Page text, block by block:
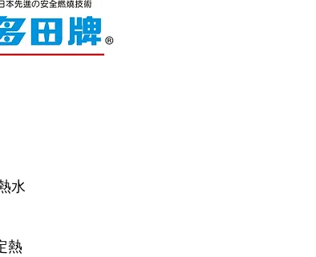
水
熱